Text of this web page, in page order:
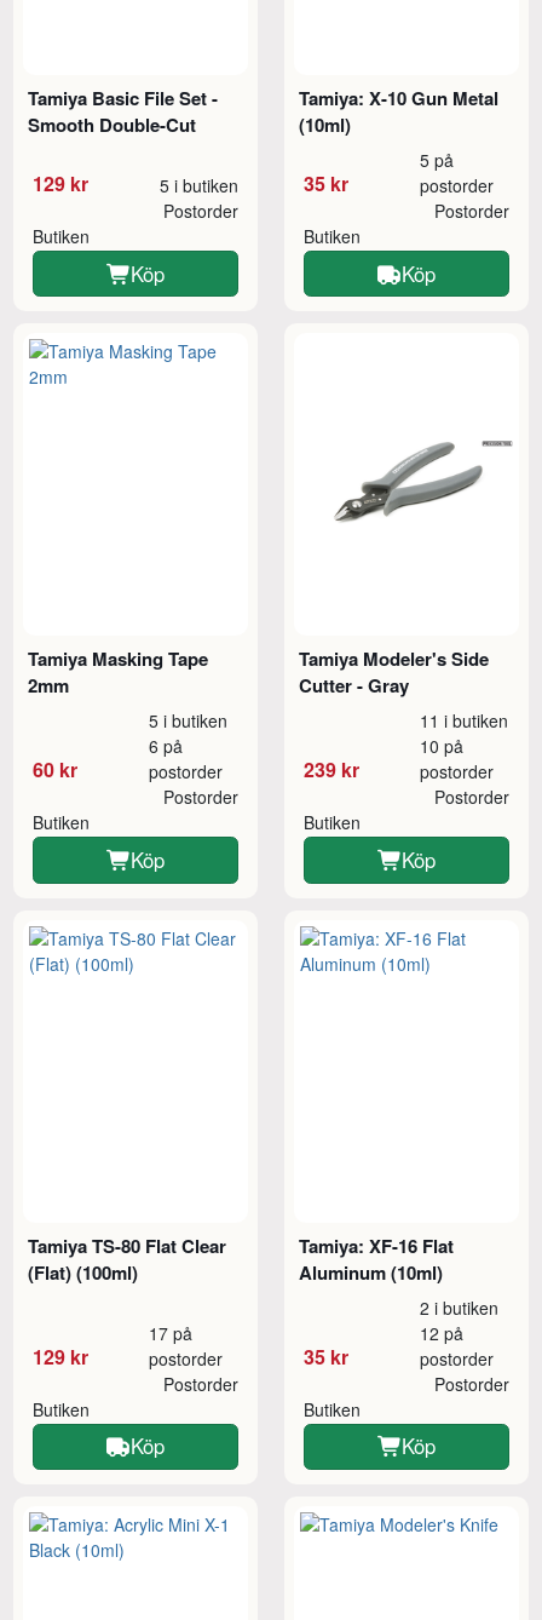
Tamiya Basic File Set -
Smooth Double-Cut
129 kr 5 i butiken
Butiken
Postorder
Köp
Tamiya: X-10 Gun Metal
(10ml)
35 kr
5 på
postorder
Butiken
Postorder
Köp
Tamiya Masking Tape
2mm
60 kr
5 i butiken
6 på
postorder
Butiken
Postorder
Köp
Tamiya Modeler's Side
Cutter - Gray
239 kr
11 i butiken
10 på
postorder
Butiken
Postorder
Köp
Tamiya TS-80 Flat Clear
(Flat) (100ml)
129 kr
17 på
postorder
Butiken
Postorder
Köp
Tamiya: XF-16 Flat
Aluminum (10ml)
35 kr
2 i butiken
12 på
postorder
Butiken
Postorder
Köp